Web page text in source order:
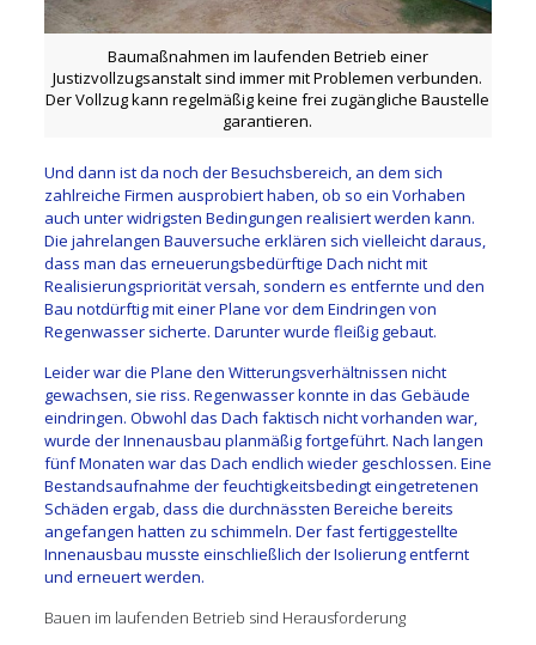
Baumaßnahmen im laufenden Betrieb einer
Justizvollzugsanstalt sind immer mit Problemen verbunden.
Der Vollzug kann regelmäßig keine frei zugängliche Baustelle
garantieren.
Und dann ist da noch der Besuchsbereich, an dem sich
zahlreiche Firmen ausprobiert haben, ob so ein Vorhaben
auch unter widrigsten Bedingungen realisiert werden kann.
Die jahrelangen Bauversuche erklären sich vielleicht daraus,
dass man das erneuerungsbedürftige Dach nicht mit
Realisierungspriorität versah, sondern es entfernte und den
Bau notdürftig mit einer Plane vor dem Eindringen von
Regenwasser sicherte. Darunter wurde fleißig gebaut.
Leider war die Plane den Witterungsverhältnissen nicht
gewachsen, sie riss. Regenwasser konnte in das Gebäude
eindringen. Obwohl das Dach faktisch nicht vorhanden war,
wurde der Innenausbau planmäßig fortgeführt. Nach langen
fünf Monaten war das Dach endlich wieder geschlossen. Eine
Bestandsaufnahme der feuchtigkeitsbedingt eingetretenen
Schäden ergab, dass die durchnässten Bereiche bereits
angefangen hatten zu schimmeln. Der fast fertiggestellte
Innenausbau musste einschließlich der Isolierung entfernt
und erneuert werden.
Bauen im laufenden Betrieb sind Herausforderung